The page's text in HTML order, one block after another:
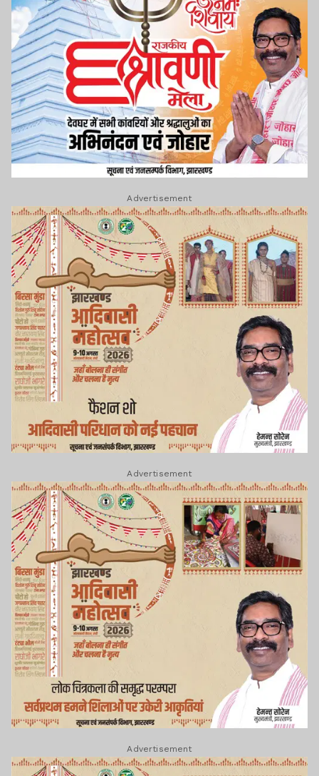
Advertisement
Advertisement
Advertisement